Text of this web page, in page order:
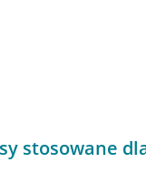
stosowane